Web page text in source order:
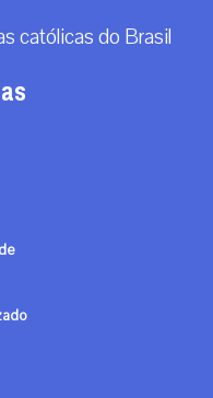
católicas do Brasil